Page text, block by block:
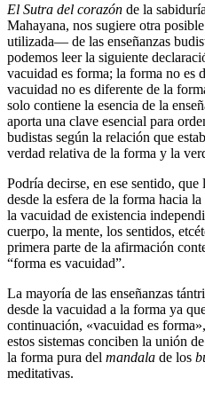
El Sutra del corazón de la
Mahayana, nos sugiere otra
utilizada― de las enseñanzas
podemos leer la siguiente
vacuidad es forma; la forma no es
vacuidad no es diferente de la
solo contiene la esencia de la
aporta una clave esencial para
budistas según la relación que
verdad relativa de la forma y la
Podría decirse, en ese sentido,
desde la esfera de la forma hacia
la vacuidad de existencia
cuerpo, la mente, los sentidos,
primera parte de la afirmación
“forma es vacuidad”.
La mayoría de las enseñanzas
desde la vacuidad a la forma ya
continuación, «vacuidad es
estos sistemas conciben la unión
la forma pura del mandala de los
meditativas.